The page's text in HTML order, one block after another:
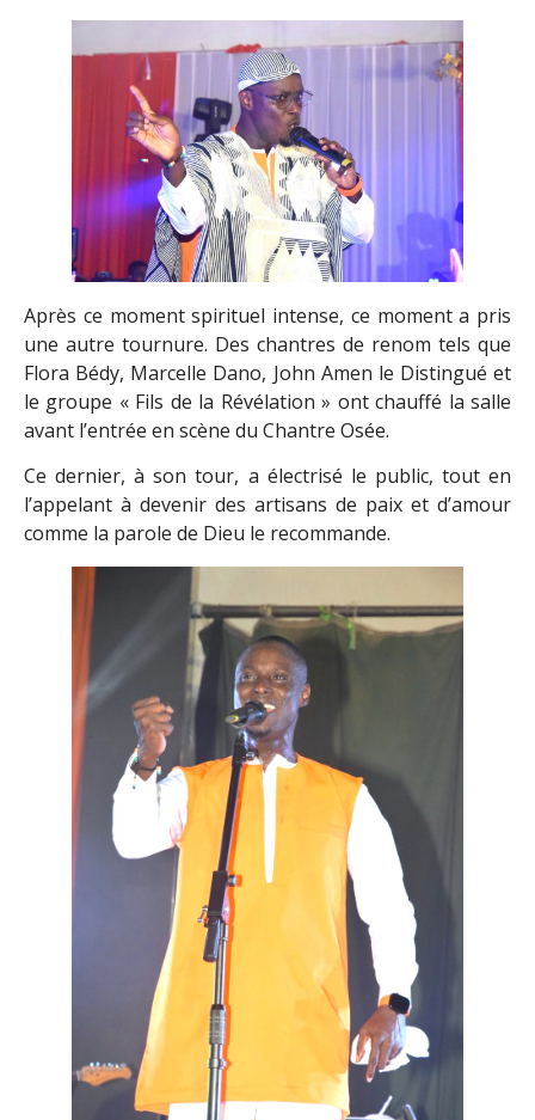
Après ce moment spirituel intense, ce moment a pris
une autre tournure. Des chantres de renom tels que
Flora Bédy, Marcelle Dano, John Amen le Distingué et
le groupe « Fils de la Révélation » ont chauffé la salle
avant l’entrée en scène du Chantre Osée.
Ce dernier, à son tour, a électrisé le public, tout en
l’appelant à devenir des artisans de paix et d’amour
comme la parole de Dieu le recommande.